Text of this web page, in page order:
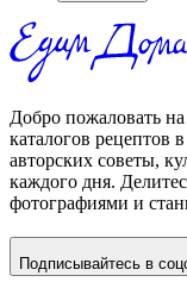
Добро пожаловать на
каталогов рецептов
авторских советы,
каждого дня.
фотографиями и
Подписывайтесь в